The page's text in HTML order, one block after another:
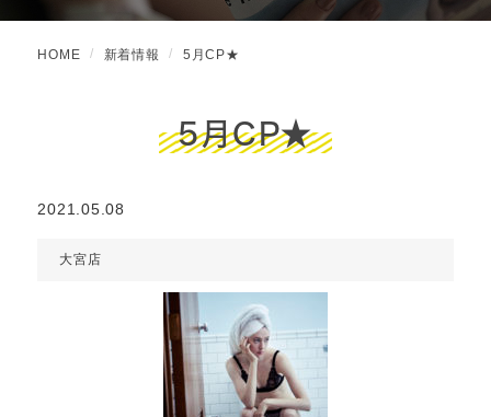
HOME 新着情報 5月CP★
5月CP★
2021.05.08
大宮店